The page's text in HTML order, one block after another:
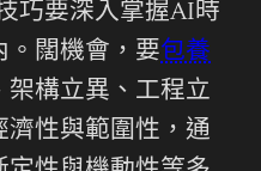
巧要深入掌握AI時
。闊機會，要包養
架構立異、工程立
濟性與範圍性，通